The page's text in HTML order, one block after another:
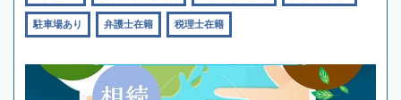
駐車場あり 弁護士在籍 税理士在籍